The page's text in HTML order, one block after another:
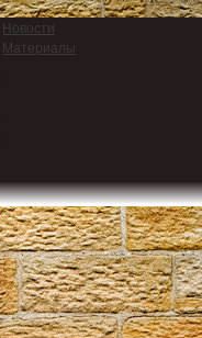
Новости
Материалы